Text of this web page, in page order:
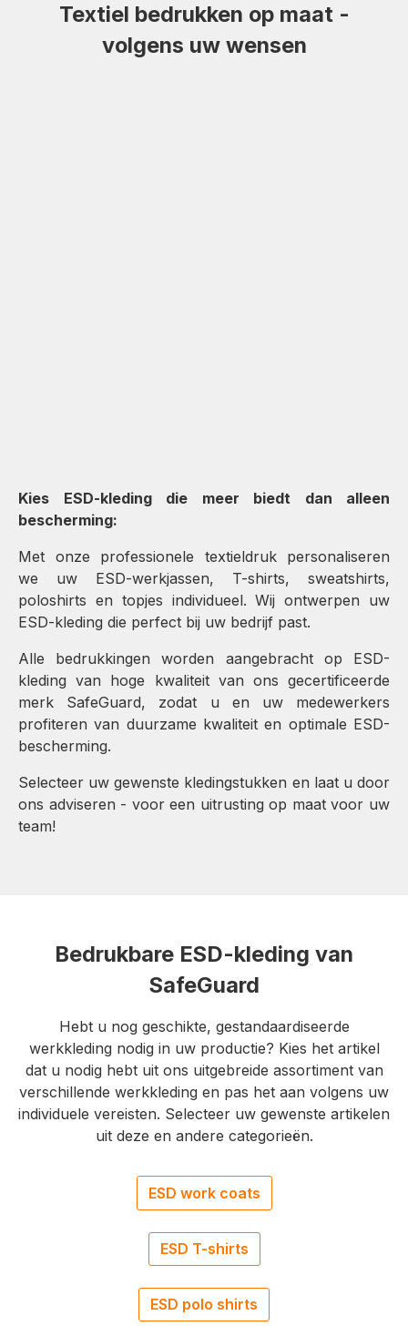
Textiel bedrukken op maat -
volgens uw wensen
Kies ESD-kleding die meer biedt dan alleen
bescherming:
Met onze professionele textieldruk personaliseren
we uw ESD-werkjassen, T-shirts, sweatshirts,
poloshirts en topjes individueel. Wij ontwerpen uw
ESD-kleding die perfect bij uw bedrijf past.
Alle bedrukkingen worden aangebracht op ESD-
kleding van hoge kwaliteit van ons gecertificeerde
merk SafeGuard, zodat u en uw medewerkers
profiteren van duurzame kwaliteit en optimale ESD-
bescherming.
Selecteer uw gewenste kledingstukken en laat u door
ons adviseren - voor een uitrusting op maat voor uw
team!
Bedrukbare ESD-kleding van
SafeGuard
Hebt u nog geschikte, gestandaardiseerde
werkkleding nodig in uw productie? Kies het artikel
dat u nodig hebt uit ons uitgebreide assortiment van
verschillende werkkleding en pas het aan volgens uw
individuele vereisten. Selecteer uw gewenste artikelen
uit deze en andere categorieën.
ESD work coats
ESD T-shirts
ESD polo shirts